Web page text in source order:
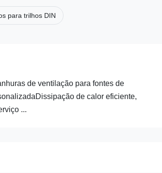
para trilhos DIN
de ventilação para fontes de
de calor eficiente,
...